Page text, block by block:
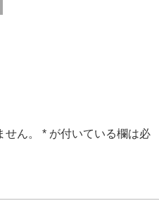
ん。 * が付いている欄は必